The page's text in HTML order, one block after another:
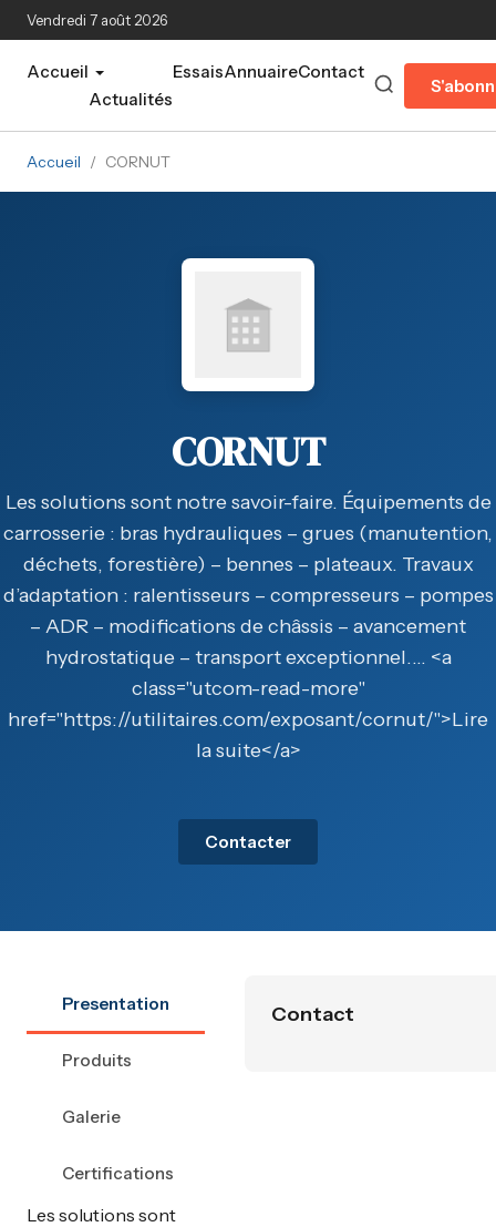
Aller au contenu principal
Vendredi 7 août 2026
Accueil
Actualités
EssaisAnnuaireContact
Accueil / CORNUT
CORNUT
Les solutions sont notre savoir-faire. Équipements de
carrosserie : bras hydrauliques – grues (manutention,
déchets, forestière) – bennes – plateaux. Travaux
d’adaptation : ralentisseurs – compresseurs – pompes
– ADR – modifications de châssis – avancement
hydrostatique – transport exceptionnel.… <a
class="utcom-read-more"
href="https://utilitaires.com/exposant/cornut/">Lire
la suite</a>
Contacter
Presentation
Produits
Galerie
Certifications
Les solutions sont
Contact